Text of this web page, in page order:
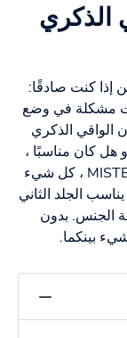
الذكري
إذا كنت صادقًا:
مشكلة في وضع
الذكري
هل كان مناسبًا ،
لكن ما زال هناك شيء يزعجك؟ مع MISTER SIZE ، كل شيء
الجلد الثاني
الجنس. بدون
بينكما.